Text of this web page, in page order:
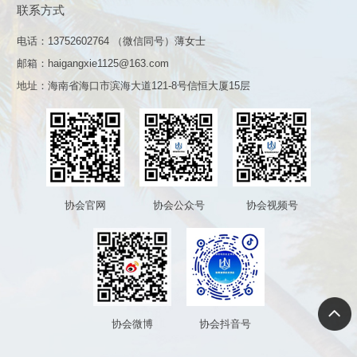
联系方式
电话：13752602764 （微信同号）薄女士
邮箱：haigangxie1125@163.com
地址：海南省海口市滨海大道121-8号信恒大厦15层
协会官网 协会公众号 协会视频号
协会微博 协会抖音号